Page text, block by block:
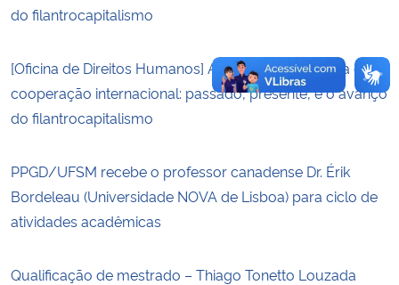
Planalto
do filantrocapitalismo
[Oficina de Direitos Humanos] Agendas de pesquisa em
cooperação internacional: passado, presente, e o avanço
do filantrocapitalismo
PPGD/UFSM recebe o professor canadense Dr. Érik
Bordeleau (Universidade NOVA de Lisboa) para ciclo de
atividades acadêmicas
Qualificação de mestrado – Thiago Tonetto Louzada